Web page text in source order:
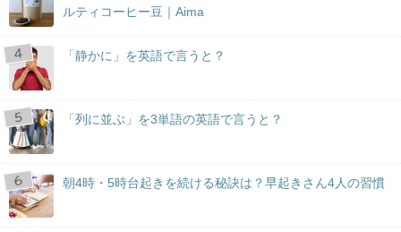
ルティコーヒー豆｜Aima
「静かに」を英語で言うと？
「列に並ぶ」を3単語の英語で言うと？
朝4時・5時台起きを続ける秘訣は？早起きさん4人の習慣